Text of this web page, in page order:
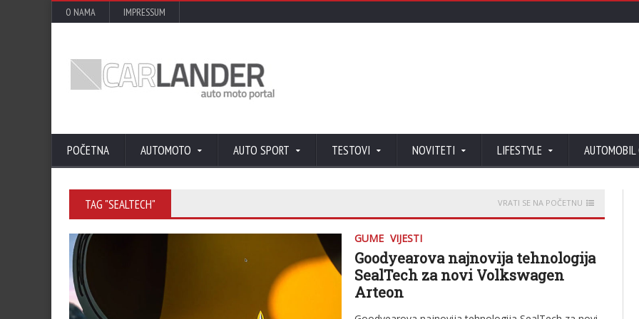
O NAMA IMPRESSUM
POČETNA AUTOMOTO AUTO SPORT TESTOVI NOVITETI LIFESTYLE AUTOMOBIL
TAG "SEALTECH" VRATI SE NA POČETNU
GUME VIJESTI
Goodyearova najnovija tehnologija
SealTech za novi Volkswagen
Arteon